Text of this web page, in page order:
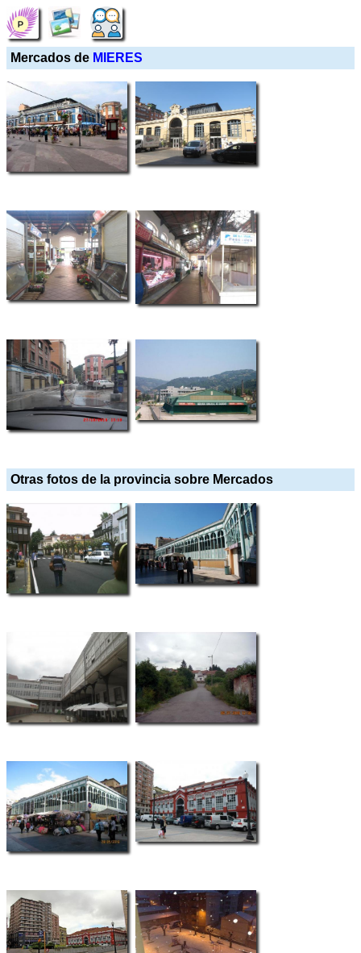
Mercados de MIERES
Otras fotos de la provincia sobre Mercados